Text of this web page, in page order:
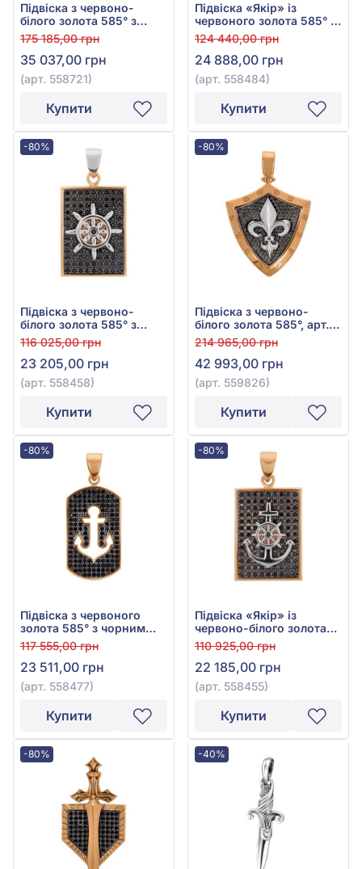
Підвіска з червоно-
білого золота 585° з
чорним фіанітом/
куб.цирконієм, арт.
558721
175 185,00 грн
35 037,00 грн
(арт. 558721)
Купити
Підвіска «Якір» із
червоного золота 585° з
чорним фіанітом, арт.
558484
124 440,00 грн
24 888,00 грн
(арт. 558484)
Купити
-80%
Підвіска з червоно-
білого золота 585° з
чорним фіанітом/
куб.цирконієм, арт.
558458
116 025,00 грн
23 205,00 грн
(арт. 558458)
Купити
-80%
Підвіска з червоно-
білого золота 585°, арт.
559826
214 965,00 грн
42 993,00 грн
(арт. 559826)
Купити
-80%
Підвіска з червоного
золота 585° з чорним
фіанітом/куб.цирконієм,
арт. 558477
117 555,00 грн
23 511,00 грн
(арт. 558477)
Купити
-80%
Підвіска «Якір» із
червоно-білого золота
585° з чорним фіанітом/
куб.цирконієм, арт.
558455
110 925,00 грн
22 185,00 грн
(арт. 558455)
Купити
-80% -40%